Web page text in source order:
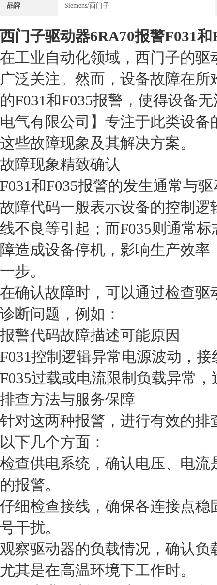
品牌 Siemens/西门子
西门子驱动器6RA70报警F031
在工业自动化领域，西门子的
广泛关注。然而，设备故障在
的F031和F035报警，使得设备
电气有限公司】专注于此类设
这些故障现象及其解决方案。
故障现象精致确认
F031和F035报警的发生通常与
故障代码一般表示设备的控制
线不良等引起；而F035则通常
障造成设备停机，影响生产效
一步。
在确认故障时，可以通过检查
诊断问题，例如：
报警代码故障描述可能原因
F031控制逻辑异常电源波动，接
F035过载或电流限制 负载异常，
排查方法与服务保障
针对这两种报警，进行有效的
以下几个方面：
检查供电系统，确认电压、电
的报警。
仔细检查接线，确保各连接点
号干扰。
观察驱动器的负载情况，确认
尤其是在高温环境下工作时。